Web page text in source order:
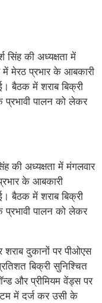
की अध्यक्षता में मंगलवार
के आबकारी
बैठक में शराब बिक्री
प्रभावी पालन को लेकर
दुकानों पर पीओएस
बिक्री सुनिश्चित
और प्रीमियम वेंड्स पर
में दर्ज कर उसी के